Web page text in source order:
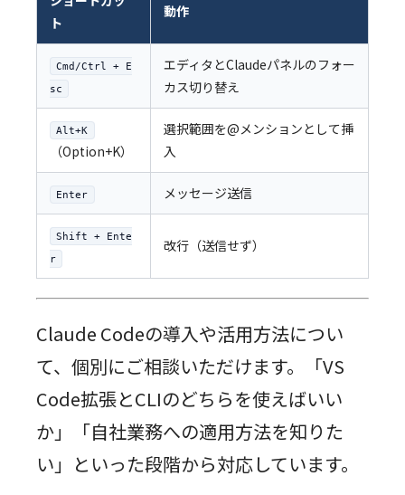
ト
動作
Cmd/Ctrl + E
sc
エディタとClaudeパネルのフォー
カス切り替え
Alt+K
（Option+K）
選択範囲を@メンションとして挿
入
Enter メッセージ送信
Shift + Ente
r
改行（送信せず）
Claude Codeの導入や活用方法につい
て、個別にご相談いただけます。「VS
Code拡張とCLIのどちらを使えばいい
か」「自社業務への適用方法を知りた
い」といった段階から対応しています。